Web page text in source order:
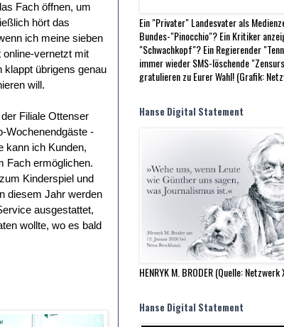
Fach öffnen, um
hört das
ich meine sieben
online-vernetzt mit
klappt übrigens genau
will.
Filiale Ottenser
Wochenendgäste -
kann ich Kunden,
Fach ermöglichen.
Kinderspiel und
diesem Jahr werden
ausgestattet,
wollte, wo es bald
Ein "Privater" Landesvater als
Bundes-"Pinocchio"? Ein Kritiker
"Schwachkopf"? Ein Regierender
immer wieder SMS-löschende
gratulieren zu Eurer Wahl! (Grafik:
Hanse Digital Statement
HENRYK M. BRODER (Quelle: Netzwerk
Hanse Digital Statement